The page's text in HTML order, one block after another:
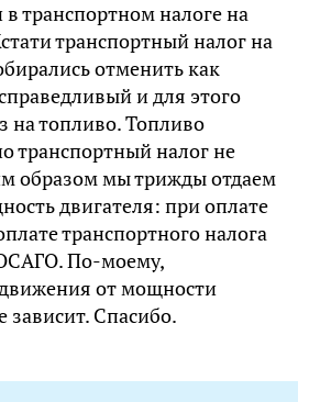
в транспортном налоге на
транспортный налог на
отменить как
и для этого
на топливо. Топливо
транспортный налог не
образом мы трижды отдаем
двигателя: при оплате
транспортного налога
По-моему,
от мощности
зависит. Спасибо.